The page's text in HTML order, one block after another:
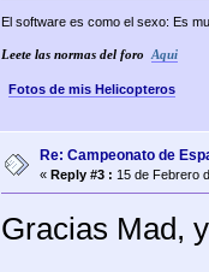
El software es como el sexo: Es
Leete las normas del foro Aqui
Fotos de mis Helicopteros
Re: Campeonato de
« Reply #3 : 15 de Febrero
Gracias Mad,